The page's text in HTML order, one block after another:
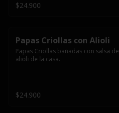
$24.900
Papas Criollas con Alioli
Papas Criollas bañadas con salsa de
alioli de la casa.
$24.900